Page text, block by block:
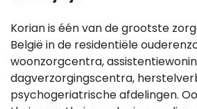
Korian is één van de grootste
België in de residentiële
woonzorgcentra,
dagverzorgingscentra,
psychogeriatrische afdelingen.